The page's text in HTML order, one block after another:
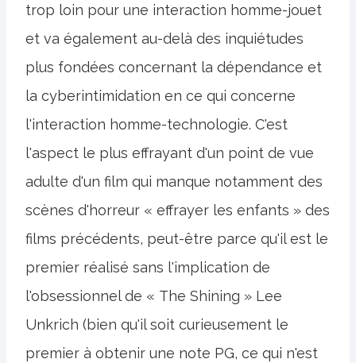
trop loin pour une interaction homme-jouet
et va également au-delà des inquiétudes
plus fondées concernant la dépendance et
la cyberintimidation en ce qui concerne
l'interaction homme-technologie. C'est
l'aspect le plus effrayant d'un point de vue
adulte d'un film qui manque notamment des
scènes d'horreur « effrayer les enfants » des
films précédents, peut-être parce qu'il est le
premier réalisé sans l'implication de
l'obsessionnel de « The Shining » Lee
Unkrich (bien qu'il soit curieusement le
premier à obtenir une note PG, ce qui n'est